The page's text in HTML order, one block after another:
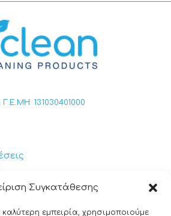
Συγκατάθεσης
εμπειρία, χρησιμοποιούμε
Γ.Ε.ΜΗ: 131030401000